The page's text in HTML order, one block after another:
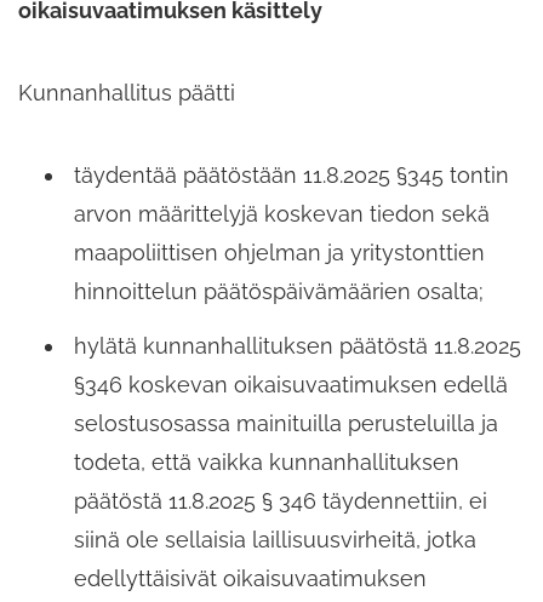
oikaisuvaatimuksen käsittely
Kunnanhallitus päätti
täydentää päätöstään 11.8.2025 §345 tontin
arvon määrittelyjä koskevan tiedon sekä
maapoliittisen ohjelman ja yritystonttien
hinnoittelun päätöspäivämäärien osalta;
hylätä kunnanhallituksen päätöstä 11.8.2025
§346 koskevan oikaisuvaatimuksen edellä
selostusosassa mainituilla perusteluilla ja
todeta, että vaikka kunnanhallituksen
päätöstä 11.8.2025 § 346 täydennettiin, ei
siinä ole sellaisia laillisuusvirheitä, jotka
edellyttäisivät oikaisuvaatimuksen